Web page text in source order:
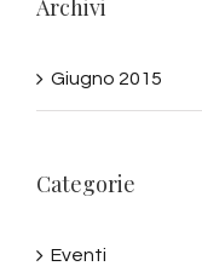
Archivi
Giugno 2015
Categorie
Eventi